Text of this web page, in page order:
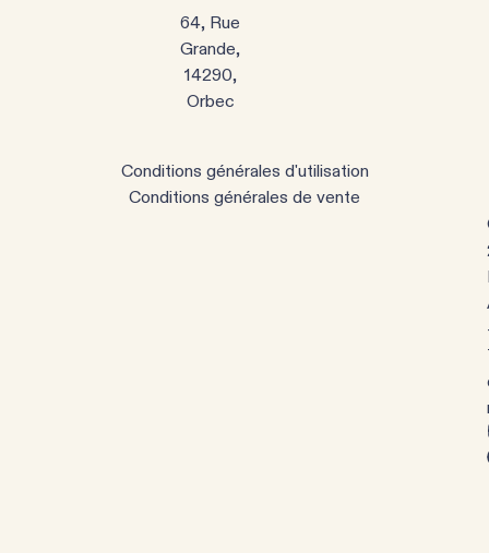
64, Rue
Grande,
14290,
Orbec
Conditions générales d'utilisation
Conditions générales de vente